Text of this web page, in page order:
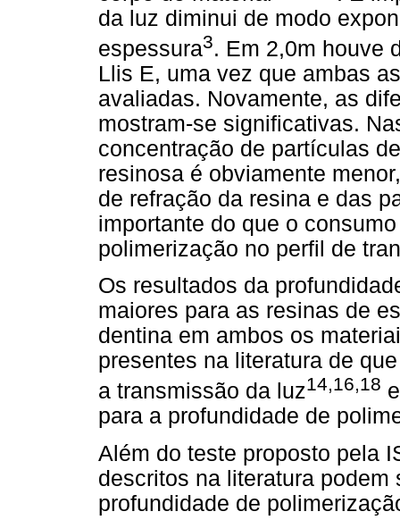
da luz diminui de modo
espessura3. Em 2,0m houve
Llis E, uma vez que ambas
avaliadas. Novamente, as
mostram-se significativas.
concentração de partículas
resinosa é obviamente
de refração da resina e das
importante do que o
polimerização no perfil de
Os resultados da
maiores para as resinas de
dentina em ambos os
presentes na literatura de
a transmissão da luz14,16,18
para a profundidade de
Além do teste proposto pela
descritos na literatura
profundidade de